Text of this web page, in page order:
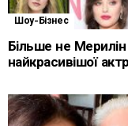
Шоу-Бізнес
Більше не
найкрасивішої